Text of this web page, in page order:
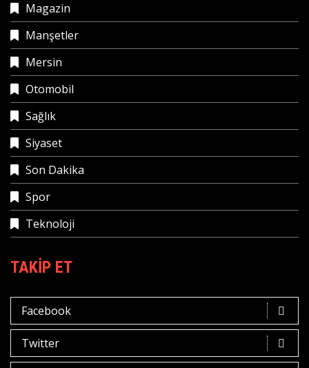
Magazin
Manşetler
Mersin
Otomobil
Sağlık
Siyaset
Son Dakika
Spor
Teknoloji
TAKIP ET
Facebook
Twitter